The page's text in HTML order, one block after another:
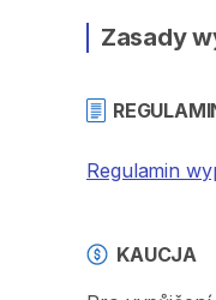
Zasady
Regulamin
KAUCJA